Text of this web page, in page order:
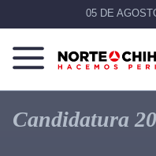
05 DE
Norte
De
Chihuahua
Más
que
noticias,
Candidatura